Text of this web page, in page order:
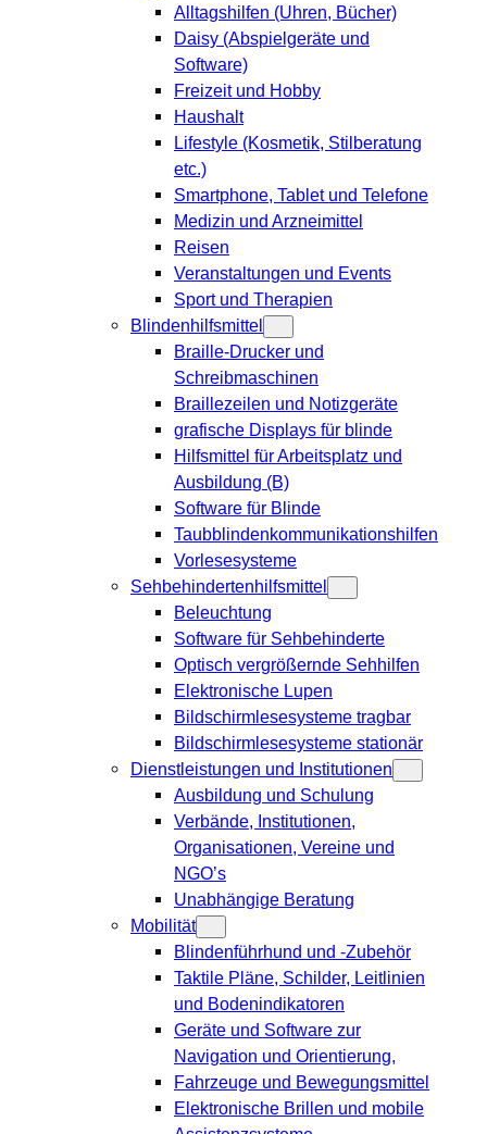
Alltagshilfen (Uhren, Bücher)
Daisy (Abspielgeräte und
Software)
Freizeit und Hobby
Haushalt
Lifestyle (Kosmetik, Stilberatung
etc.)
Smartphone, Tablet und Telefone
Medizin und Arzneimittel
Reisen
Veranstaltungen und Events
Sport und Therapien
Blindenhilfsmittel
Braille-Drucker und
Schreibmaschinen
Braillezeilen und Notizgeräte
grafische Displays für blinde
Hilfsmittel für Arbeitsplatz und
Ausbildung (B)
Software für Blinde
Taubblindenkommunikationshilfen
Vorlesesysteme
Sehbehindertenhilfsmittel
Beleuchtung
Software für Sehbehinderte
Optisch vergrößernde Sehhilfen
Elektronische Lupen
Bildschirmlesesysteme tragbar
Bildschirmlesesysteme stationär
Dienstleistungen und Institutionen
Ausbildung und Schulung
Verbände, Institutionen,
Organisationen, Vereine und
NGO’s
Unabhängige Beratung
Mobilität
Blindenführhund und -Zubehör
Taktile Pläne, Schilder, Leitlinien
und Bodenindikatoren
Geräte und Software zur
Navigation und Orientierung,
Fahrzeuge und Bewegungsmittel
Elektronische Brillen und mobile